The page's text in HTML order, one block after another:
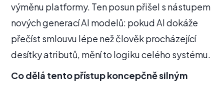
výměnu platformy. Ten posun přišel s nástupem
nových generací AI modelů: pokud AI dokáže
přečíst smlouvu lépe než člověk procházející
desítky atributů, mění to logiku celého systému.
Co dělá tento přístup koncepčně silným